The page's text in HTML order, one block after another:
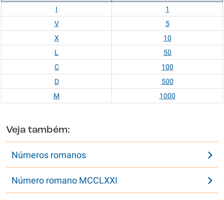
I
1
V
5
X
10
L
50
C
100
D
500
M
1000
Veja também:
Números romanos
Número romano MCCLXXI